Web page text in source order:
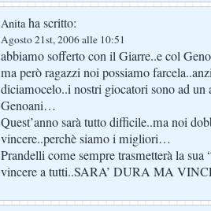
Anitaha scritto:
Agosto 21st, 2006 alle 10:51
abbiamo sofferto con il Giarre..e col
ma però ragazzi noi possiamo
diciamocelo..i nostri giocatori sono ad
Genoani…
Quest’anno sarà tutto difficile..ma noi
vincere..perchè siamo i migliori…
Prandelli come sempre trasmetterà la sua
vincere a tutti..SARA’ DURA MA